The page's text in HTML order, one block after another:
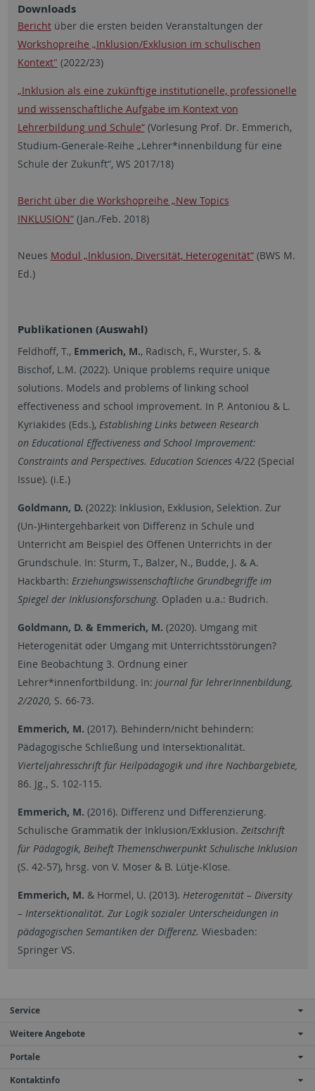
Downloads
Berichtüber die ersten beiden Veranstaltungen der
Workshopreihe „Inklusion/Exklusion im schulischen
Kontext" (2022/23)
„Inklusion als eine zukünftige institutionelle, professionelle
und wissenschaftliche Aufgabe im Kontext von
Lehrerbildung und Schule“(Vorlesung Prof. Dr. Emmerich,
Studium-Generale-Reihe „Lehrer*innenbildung für eine
Schule der Zukunft“, WS 2017/18)
Bericht über die Workshopreihe „New Topics
INKLUSION“(Jan./Feb. 2018)
Neues Modul „Inklusion, Diversität, Heterogenität“(BWS M.
Ed.)
Publikationen (Auswahl)
Feldhoff, T., Emmerich, M., Radisch, F., Wurster, S. &
Bischof, L.M. (2022). Unique problems require unique
solutions. Models and problems of linking school
effectiveness and school improvement. In P. Antoniou & L.
Kyriakides (Eds.), Establishing Links between Research
on Educational Effectiveness and School Improvement:
Constraints and Perspectives. Education Sciences4/22 (Special
Issue). (i.E.)
Goldmann, D. (2022): Inklusion, Exklusion, Selektion. Zur
(Un-)Hintergehbarkeit von Differenz in Schule und
Unterricht am Beispiel des Offenen Unterrichts in der
Grundschule. In: Sturm, T., Balzer, N., Budde, J. & A.
Hackbarth: Erziehungswissenschaftliche Grundbegriffe im
Spiegel der Inklusionsforschung. Opladen u.a.: Budrich.
Goldmann, D. & Emmerich, M. (2020). Umgang mit
Heterogenität oder Umgang mit Unterrichtsstörungen?
Eine Beobachtung 3. Ordnung einer
Lehrer*innenfortbildung. In: journal für lehrerInnenbildung,
2/2020, S. 66-73.
Emmerich, M. (2017). Behindern/nicht behindern:
Pädagogische Schließung und Intersektionalität.
Vierteljahresschrift für Heilpädagogik und ihre Nachbargebiete,
86. Jg., S. 102-115.
Emmerich, M. (2016). Differenz und Differenzierung.
Schulische Grammatik der Inklusion/Exklusion. Zeitschrift
für Pädagogik, Beiheft Themenschwerpunkt Schulische Inklusion
(S. 42-57), hrsg. von V. Moser & B. Lütje-Klose.
Emmerich, M. & Hormel, U. (2013). Heterogenität – Diversity
– Intersektionalität. Zur Logik sozialer Unterscheidungen in
pädagogischen Semantiken der Differenz. Wiesbaden:
Springer VS.
Service
Weitere Angebote
Portale
Kontaktinfo